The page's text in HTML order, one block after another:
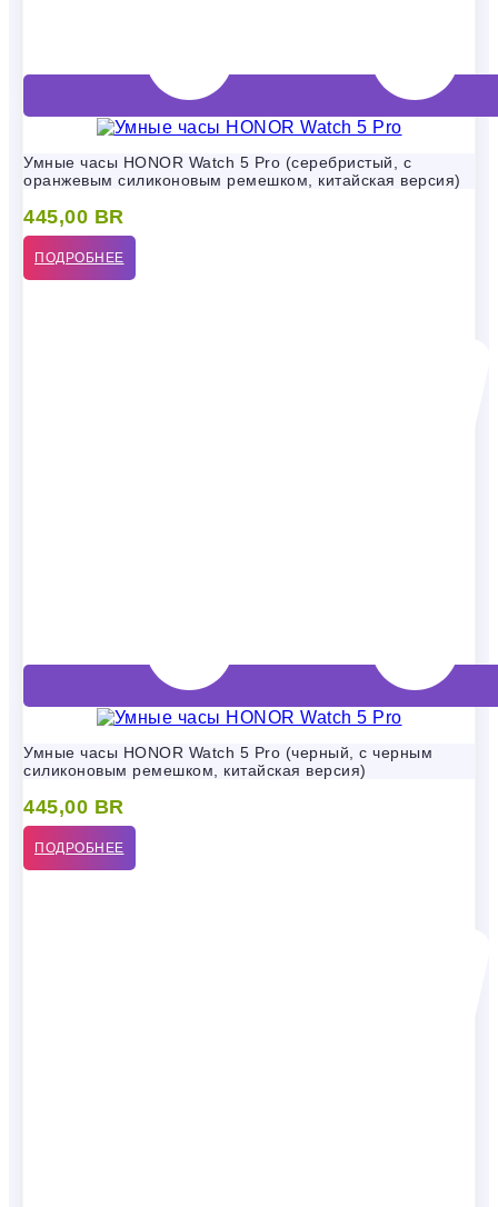
Умные часы HONOR Watch 5 Pro (серебристый, с
оранжевым силиконовым ремешком, китайская версия)
445,00 BR
ПОДРОБНЕЕ
Умные часы HONOR Watch 5 Pro (черный, с черным
силиконовым ремешком, китайская версия)
445,00 BR
ПОДРОБНЕЕ